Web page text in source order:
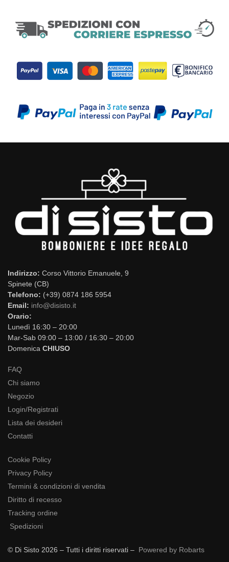
Indirizzo: Corso Vittorio Emanuele, 9
Spinete (CB)
Telefono: (+39) 0874 186 5954
Email: info@disisto.it
Orario:
Lunedì 16:30 – 20:00
Mar-Sab 09:00 – 13:00 / 16:30 – 20:00
Domenica CHIUSO
FAQ
Chi siamo
Negozio
Login/Registrati
Lista dei desideri
Contatti
Cookie Policy
Privacy Policy
Termini & condizioni di vendita
Diritto di recesso
Tracking ordine
Spedizioni
© Di Sisto 2026 – Tutti i diritti riservati – Powered by Robarts